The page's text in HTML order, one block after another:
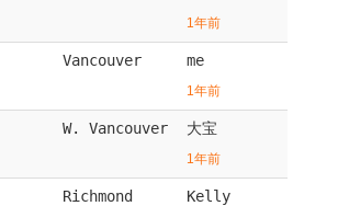
1年前
Vancouver me
1年前
W. Vancouver 大宝
1年前
Richmond Kelly